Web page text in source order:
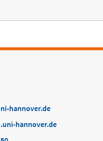
hannover.de
hannover.de